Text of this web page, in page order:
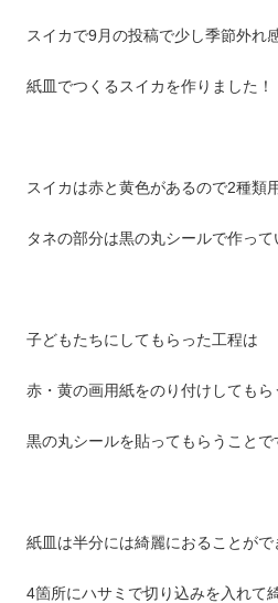
スイカで9月の投稿で少し季節外れ
紙皿でつくるスイカを作りました！
スイカは赤と黄色があるので2種類
タネの部分は黒の丸シールで作って
子どもたちにしてもらった工程は
赤・黄の画用紙をのり付けしてもら
黒の丸シールを貼ってもらうことで
紙皿は半分には綺麗におることがで
4箇所にハサミで切り込みを入れて